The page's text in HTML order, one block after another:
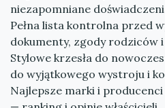
niezapomniane
Pełna lista kontrolna przed
dokumenty, zgody rodziców
Stylowe krzesła do
do wyjątkowego wystroju i
Najlepsze marki i